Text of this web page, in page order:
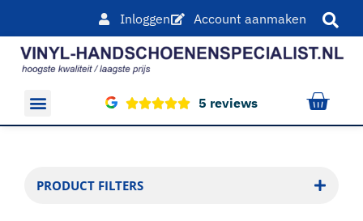
Inloggen Account aanmaken
5 reviews
PRODUCT FILTERS